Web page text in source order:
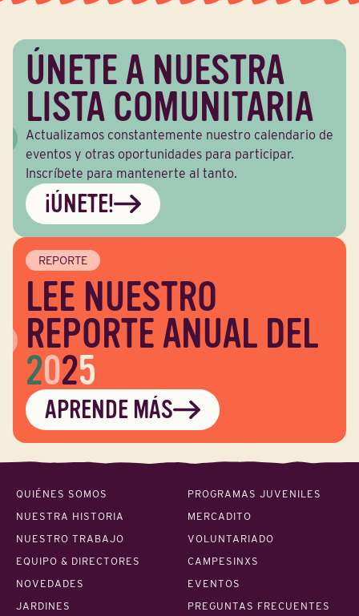
ÚNETE A NUESTRA
LISTA COMUNITARIA
Actualizamos constantemente nuestro calendario de
eventos y otras oportunidades para participar.
Inscríbete para mantenerte al tanto.
¡ÚNETE!
REPORTE
LEE NUESTRO
REPORTE ANUAL DEL
2025
APRENDE MÁS
QUIÉNES SOMOS
NUESTRA HISTORIA
NUESTRO TRABAJO
EQUIPO & DIRECTORES
NOVEDADES
JARDINES
PROGRAMAS JUVENILES
MERCADITO
VOLUNTARIADO
CAMPESINXS
EVENTOS
PREGUNTAS FRECUENTES